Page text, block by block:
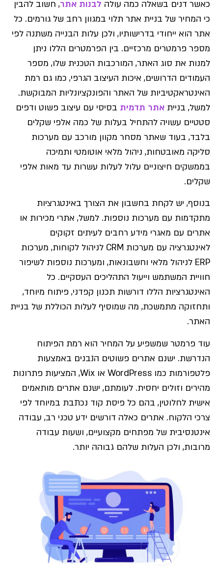
כאשר דנים בשאלה כמה עולה לבנות אתר, חשוב להבין
כי המחיר של בניית אתר תלוי במגוון רחב של גורמים. כל
אתר הוא ייחודי בדרישותיו, ולכן עלות הבנייה משתנה לפי
מספר פרמטרים מרכזיים. בין הפרמטרים הללו ניתן
למנות את סוג האתר, המורכבות הטכנית שלו, מספר
העמודים הדרושים, איכות העיצוב הגרפי, כמו גם רמת
האינטראקטיביות של האתר והפונקציונליות המבוקשת.
למשל, בניית אתר תדמית בסיסי עם עיצוב פשוט ודפים
סטטיים עשויה להתחיל בעלות של כמה אלפי שקלים
בלבד, בעוד שאתר מסחר מקוון מורכב עם מערכות
סליקה מאובטחות, ניהול מלאי אוטומטי ותמיכה
בממשקים חיצוניים עלול לעלות עשרות עד מאות אלפי
שקלים.
בנוסף, יש לקחת בחשבון את הצורך באינטגרציות
מתקדמות עם מערכות נוספות. למשל, אתרי מכירות או
אתרים עם מאגרי מידע רחבים לעיתים זקוקים
לאינטגרציה עם מערכות CRM לניהול לקוחות, מערכות
ERP לניהול מלאי וחשבונאות, ומערכות נוספות לשיפור
חוויית המשתמש וייעול התהליכים העסקיים. כל
האינטגרציות הללו דורשות תכנון קפדני, פיתוח מיוחד,
ותחזוקה מתמשכת, מה שמוסיף לעלות הכוללת של בניית
האתר.
עוד פרמטר שמשפיע על המחיר הוא רמת הפיתוח
הנדרשת. ישנם אתרים פשוטים הנבנים באמצעות
פלטפורמות כמו WordPress או Wix, המציעות פתרונות
מהירים וזולים יחסית. לעומתם, ישנם אתרים מותאמים
אישית לחלוטין, בהם כל פיסת קוד נכתבת במיוחד לפי
צרכי הלקוח. אתרים כאלה דורשים ידע טכני רב, עבודה
אינטנסיבית של מפתחים מקצועיים, ושעות עבודה
מרובות, ולכן העלות שלהם גבוהה יותר.